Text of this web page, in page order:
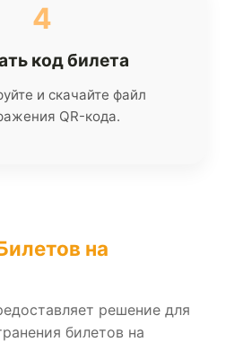
4
код билета
и скачайте файл
QR-кода.
на
решение для
билетов на